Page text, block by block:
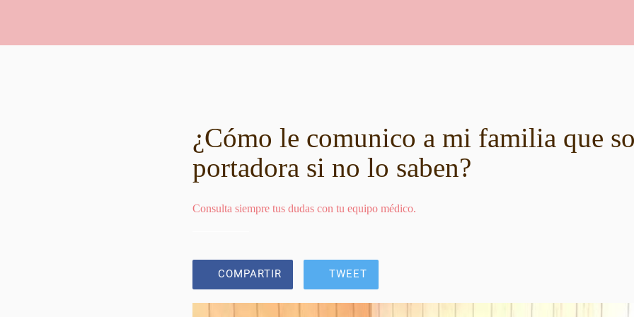
¿Cómo le comunico a mi familia que
portadora si no lo saben?
Consulta siempre tus dudas con tu equipo médico.
COMPARTIR TWEET